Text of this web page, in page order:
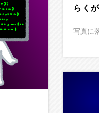
らく
写真に